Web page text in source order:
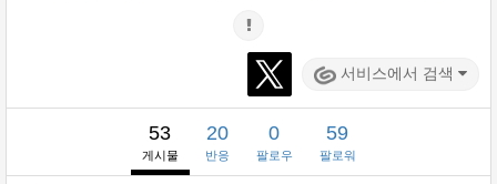
서비스에서 검색
53
게시물
20
반응
0
팔로우
59
팔로워